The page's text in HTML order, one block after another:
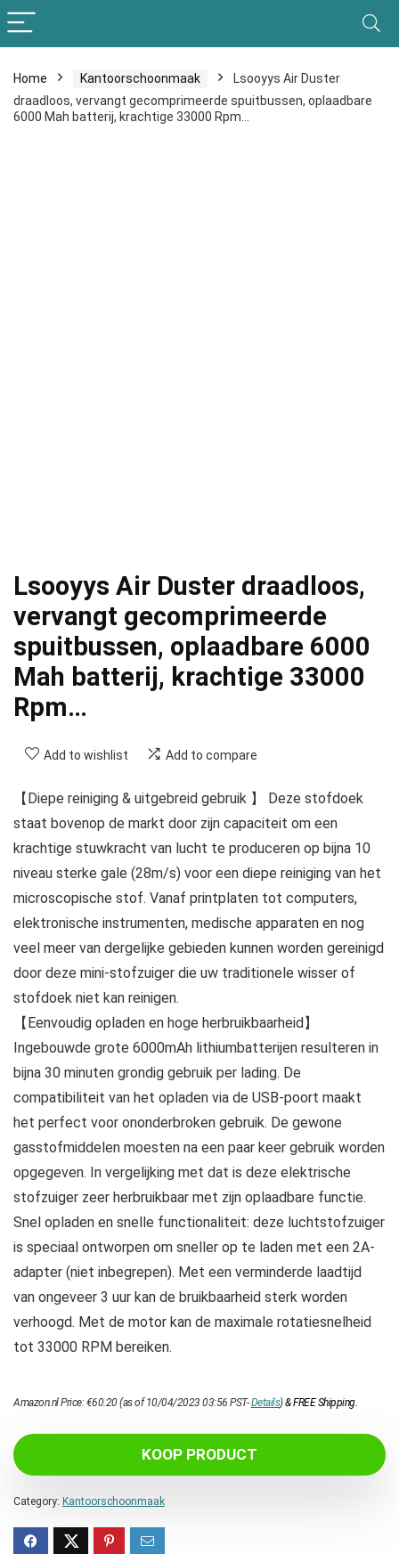
Home Kantoorschoonmaak
Lsooyys Air Duster
draadloos, vervangt gecomprimeerde spuitbussen, oplaadbare
6000 Mah batterij, krachtige 33000 Rpm…
Lsooyys Air Duster draadloos,
vervangt gecomprimeerde
spuitbussen, oplaadbare 6000
Mah batterij, krachtige 33000
Rpm…
Add to wishlist Add to compare
【Diepe reiniging & uitgebreid gebruik 】 Deze stofdoek
staat bovenop de markt door zijn capaciteit om een
krachtige stuwkracht van lucht te produceren op bijna 10
niveau sterke gale (28m/s) voor een diepe reiniging van het
microscopische stof. Vanaf printplaten tot computers,
elektronische instrumenten, medische apparaten en nog
veel meer van dergelijke gebieden kunnen worden gereinigd
door deze mini-stofzuiger die uw traditionele wisser of
stofdoek niet kan reinigen.
【Eenvoudig opladen en hoge herbruikbaarheid】
Ingebouwde grote 6000mAh lithiumbatterijen resulteren in
bijna 30 minuten grondig gebruik per lading. De
compatibiliteit van het opladen via de USB-poort maakt
het perfect voor ononderbroken gebruik. De gewone
gasstofmiddelen moesten na een paar keer gebruik worden
opgegeven. In vergelijking met dat is deze elektrische
stofzuiger zeer herbruikbaar met zijn oplaadbare functie.
Snel opladen en snelle functionaliteit: deze luchtstofzuiger
is speciaal ontworpen om sneller op te laden met een 2A-
adapter (niet inbegrepen). Met een verminderde laadtijd
van ongeveer 3 uur kan de bruikbaarheid sterk worden
verhoogd. Met de motor kan de maximale rotatiesnelheid
tot 33000 RPM bereiken.
Amazon.nl Price:€60.20(as of 10/04/2023 03:56 PST-Details)&FREE Shipping.
KOOP PRODUCT
Category: Kantoorschoonmaak